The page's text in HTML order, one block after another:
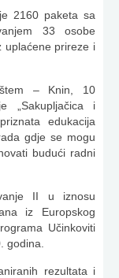
2160 paketa sa
33 osobe
uplaćene prireze i
– Knin, 10
„Sakupljačica i
edukacija
gdje se mogu
budući radni
II u iznosu
iz Europskog
Učinkoviti
godina.
rezultata i